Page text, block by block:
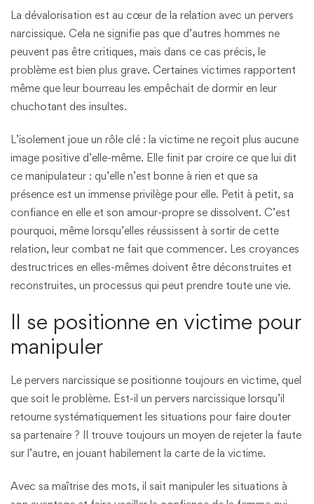
La dévalorisation est au cœur de la relation avec un pervers
narcissique. Cela ne signifie pas que d’autres hommes ne
peuvent pas être critiques, mais dans ce cas précis, le
problème est bien plus grave. Certaines victimes rapportent
même que leur bourreau les empêchait de dormir en leur
chuchotant des insultes.
L’isolement joue un rôle clé : la victime ne reçoit plus aucune
image positive d’elle-même. Elle finit par croire ce que lui dit
ce manipulateur : qu’elle n’est bonne à rien et que sa
présence est un immense privilège pour elle. Petit à petit, sa
confiance en elle et son amour-propre se dissolvent. C’est
pourquoi, même lorsqu’elles réussissent à sortir de cette
relation, leur combat ne fait que commencer. Les croyances
destructrices en elles-mêmes doivent être déconstruites et
reconstruites, un processus qui peut prendre toute une vie.
Il se positionne en victime pour
manipuler
Le pervers narcissique se positionne toujours en victime, quel
que soit le problème. Est-il un pervers narcissique lorsqu’il
retourne systématiquement les situations pour faire douter
sa partenaire ? Il trouve toujours un moyen de rejeter la faute
sur l’autre, en jouant habilement la carte de la victime.
Avec sa maîtrise des mots, il sait manipuler les situations à